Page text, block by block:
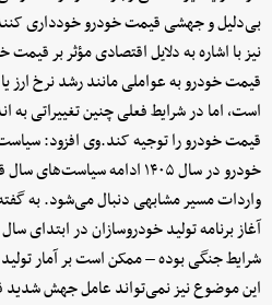
بی‌دلیل و جهشی قیمت خودرو خودداری
نیز با اشاره به دلایل اقتصادی مؤثر بر
قیمت خودرو به عواملی مانند رشد نرخ ارز
است، اما در شرایط فعلی چنین تغییراتی
قیمت خودرو را توجیه کند.وی افزود:
خودرو در سال ۱۴۰۵ ادامه
آغاز برنامه تولید خودروسازان در ابتدای
شرایط جنگی بوده – ممکن است بر آمار تولید
این موضوع نیز نمی‌تواند عامل جهش شدید